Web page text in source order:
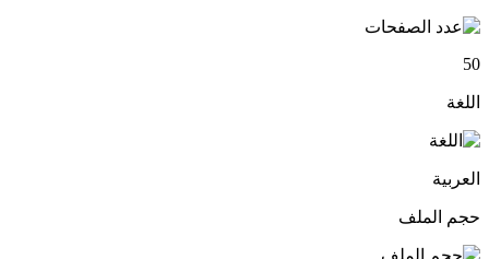
50
اللغة
العربية
حجم الملف